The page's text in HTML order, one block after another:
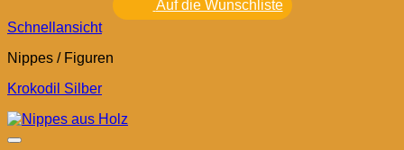
Auf die Wunschliste
Schnellansicht
Nippes / Figuren
Krokodil Silber